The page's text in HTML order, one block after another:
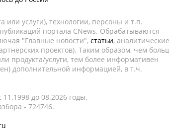
услуги), технологии, персоны и т.п.
портала CNews. Обрабатываются
"Главные новости", статьи, аналитические
проектов). Таким образом, чем
продукта/услуги, тем более информативен
дополнительной информацией, в т.ч.
до 08.2026 годы.
- 724746.